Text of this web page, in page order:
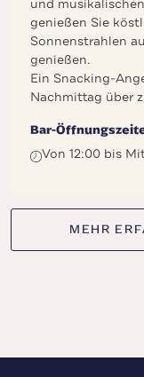
und
genießen Sie
Sonnenstrahlen
genießen.
Ein Snacking-
Nachmittag über
Bar-
Von 12:00 bis
MEHR